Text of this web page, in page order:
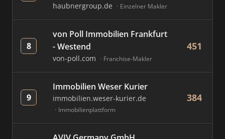
haubnergroup.de Einzelner Makler
8
von Poll Immobilien Frankfurt
- Westend
von-poll.com Franchise-Makler
451
9
Immobilien Weser Kurier
immobilien.weser-kurier.de
Immobilienplattform
384